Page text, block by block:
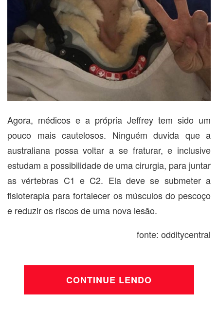
Agora, médicos e a própria Jeffrey tem sido um
pouco mais cautelosos. Ninguém duvida que a
australiana possa voltar a se fraturar, e inclusive
estudam a possibilidade de uma cirurgia, para juntar
as vértebras C1 e C2. Ela deve se submeter a
fisioterapia para fortalecer os músculos do pescoço
e reduzir os riscos de uma nova lesão.
fonte: odditycentral
CONTINUE LENDO